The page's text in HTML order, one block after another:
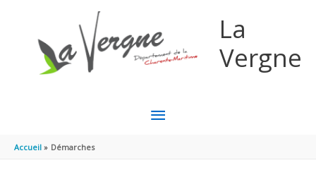
La
Vergne
MENU
Accueil Démarches